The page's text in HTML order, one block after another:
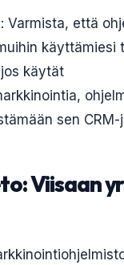
: Varmista, että
käyttämiesi
käytät
sen CRM-
Viisaan